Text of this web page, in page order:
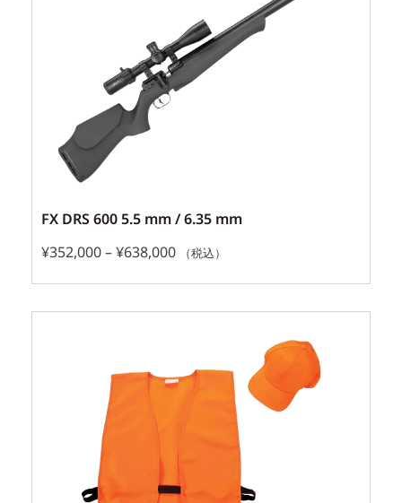
FX DRS 600 5.5 mm / 6.35 mm
¥352,000–¥638,000 （税込）